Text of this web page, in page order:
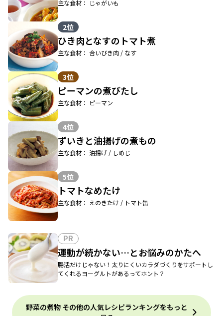
主な食材： じゃがいも
2位
ひき肉となすのトマト煮
主な食材： 合いびき肉 / なす
3位
ピーマンの煮びたし
主な食材： ピーマン
4位
ずいきと油揚げの煮もの
主な食材： 油揚げ / しめじ
5位
トマトなめたけ
主な食材： えのきたけ / トマト缶
PR
運動が続かない…とお悩みのかたへ
腸活だけじゃない！太りにくいカラダづくりをサポートし
てくれるヨーグルトがあるってホント？
野菜の煮物 その他の人気レシピランキングをもっと